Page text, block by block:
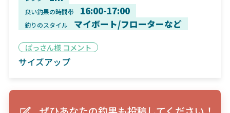
良い釣果の時間帯 16:00-17:00
釣りのスタイル マイボート/フローターなど
ぱっさん様 コメント
サイズアップ